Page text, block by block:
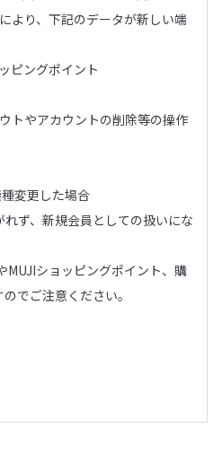
より、下記のデータが新しい端
ピングポイント
トやアカウントの削除等の操作
変更した場合
ず、新規会員としての扱いにな
MUJIショッピングポイント、購
でご注意ください。